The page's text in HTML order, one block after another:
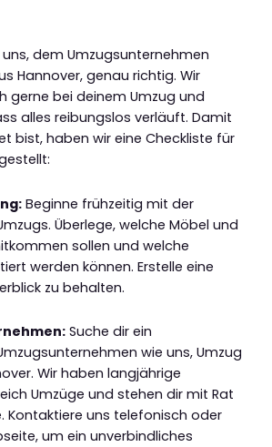
dem Umzugsunternehmen
Hannover, genau richtig. Wir
gerne bei deinem Umzug und
alles reibungslos verläuft. Damit
bist, haben wir eine Checkliste für
Beginne frühzeitig mit der
Überlege, welche Möbel und
sollen und welche
werden können. Erstelle eine
zu behalten.
Suche dir ein
wie uns, Umzug
Wir haben langjährige
Umzüge und stehen dir mit Rat
Kontaktiere uns telefonisch oder
um ein unverbindliches